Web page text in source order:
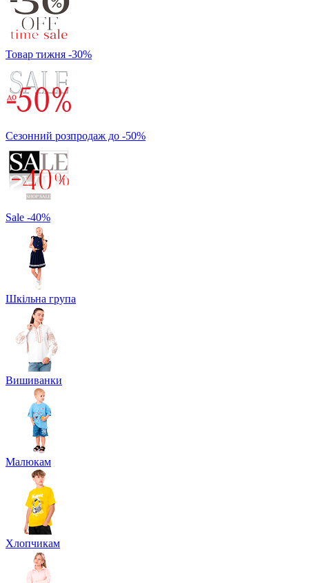
Товар тижня -30%
Сезонний розпродаж до -50%
Sale -40%
Шкільна група
Вишиванки
Малюкам
Хлопчикам